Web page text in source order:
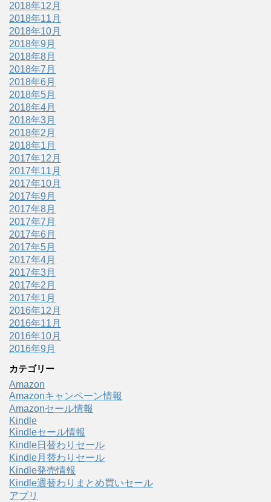
2018年12月
2018年11月
2018年10月
2018年9月
2018年8月
2018年7月
2018年6月
2018年5月
2018年4月
2018年3月
2018年2月
2018年1月
2017年12月
2017年11月
2017年10月
2017年9月
2017年8月
2017年7月
2017年6月
2017年5月
2017年4月
2017年3月
2017年2月
2017年1月
2016年12月
2016年11月
2016年10月
2016年9月
カテゴリー
Amazon
Amazonキャンペーン情報
Amazonセール情報
Kindle
Kindleセール情報
Kindle日替わりセール
Kindle月替わりセール
Kindle発売情報
Kindle週替わりまとめ買いセール
アプリ